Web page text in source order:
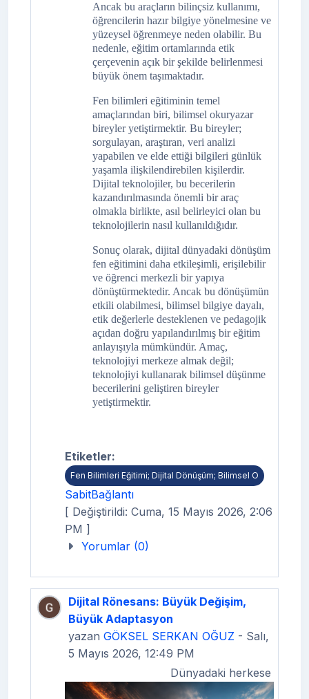
Ancak bu araçların bilinçsiz kullanımı,
öğrencilerin hazır bilgiye yönelmesine ve
yüzeysel öğrenmeye neden olabilir. Bu
nedenle, eğitim ortamlarında etik
çerçevenin açık bir şekilde belirlenmesi
büyük önem taşımaktadır.
Fen bilimleri eğitiminin temel
amaçlarından biri, bilimsel okuryazar
bireyler yetiştirmektir. Bu bireyler;
sorgulayan, araştıran, veri analizi
yapabilen ve elde ettiği bilgileri günlük
yaşamla ilişkilendirebilen kişilerdir.
Dijital teknolojiler, bu becerilerin
kazandırılmasında önemli bir araç
olmakla birlikte, asıl belirleyici olan bu
teknolojilerin nasıl kullanıldığıdır.
Sonuç olarak, dijital dünyadaki dönüşüm
fen eğitimini daha etkileşimli, erişilebilir
ve öğrenci merkezli bir yapıya
dönüştürmektedir. Ancak bu dönüşümün
etkili olabilmesi, bilimsel bilgiye dayalı,
etik değerlerle desteklenen ve pedagojik
açıdan doğru yapılandırılmış bir eğitim
anlayışıyla mümkündür. Amaç,
teknolojiyi merkeze almak değil;
teknolojiyi kullanarak bilimsel düşünme
becerilerini geliştiren bireyler
yetiştirmektir.
Etiketler:
Fen Bilimleri Eğitimi; Dijital Dönüşüm; Bilimsel O
SabitBağlantı
[ Değiştirildi: Cuma, 15 Mayıs 2026, 2:06
PM ]
Yorumlar (0)
Dijital Rönesans: Büyük Değişim,
Büyük Adaptasyon
yazan GÖKSEL SERKAN OĞUZ - Salı,
5 Mayıs 2026, 12:49 PM
Dünyadaki herkese